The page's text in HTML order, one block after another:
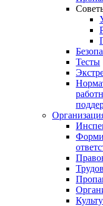
Тесты